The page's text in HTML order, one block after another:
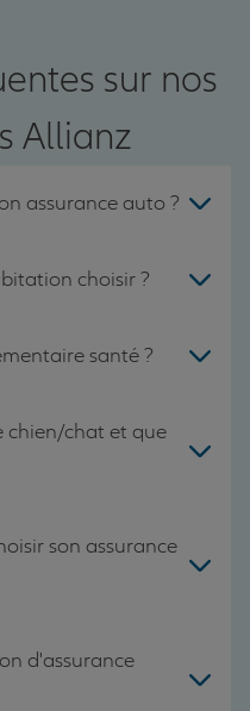
sur nos
Allianz
assurance auto ?
choisir ?
santé ?
chien/chat et que
son assurance
d'assurance